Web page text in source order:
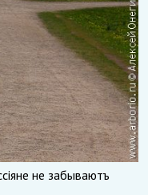
не забываютъ